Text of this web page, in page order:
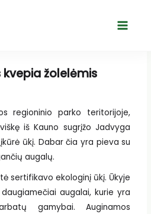
Main
žolelėmis
regioninio parko teritorijoje,
iš Kauno sugrįžo Jadvyga
ūkį. Dabar čia yra pieva su
augalų.
sertifikavo ekologinį ūkį. Ūkyje
augalai, kurie yra
gamybai. Auginamos